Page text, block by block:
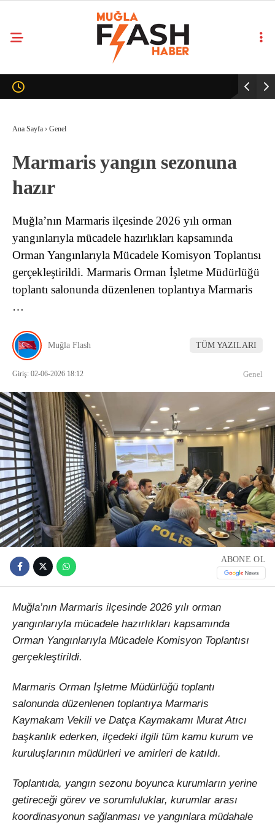
Ana Sayfa › Genel
Marmaris yangın sezonuna
hazır
Muğla’nın Marmaris ilçesinde 2026 yılı orman
yangınlarıyla mücadele hazırlıkları kapsamında
Orman Yangınlarıyla Mücadele Komisyon Toplantısı
gerçekleştirildi. Marmaris Orman İşletme Müdürlüğü
toplantı salonunda düzenlenen toplantıya Marmaris
…
Muğla Flash TÜM YAZILARI
Giriş: 02-06-2026 18:12 Genel
ABONE OL
Muğla’nın Marmaris ilçesinde 2026 yılı orman
yangınlarıyla mücadele hazırlıkları kapsamında
Orman Yangınlarıyla Mücadele Komisyon Toplantısı
gerçekleştirildi.
Marmaris Orman İşletme Müdürlüğü toplantı
salonunda düzenlenen toplantıya Marmaris
Kaymakam Vekili ve Datça Kaymakamı Murat Atıcı
başkanlık ederken, ilçedeki ilgili tüm kamu kurum ve
kuruluşlarının müdürleri ve amirleri de katıldı.
Toplantıda, yangın sezonu boyunca kurumların yerine
getireceği görev ve sorumluluklar, kurumlar arası
koordinasyonun sağlanması ve yangınlara müdahale